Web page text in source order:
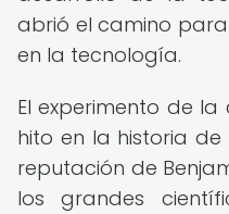
abrió el camino
en la tecnología.
El experimento de
hito en la historia
reputación de
los grandes